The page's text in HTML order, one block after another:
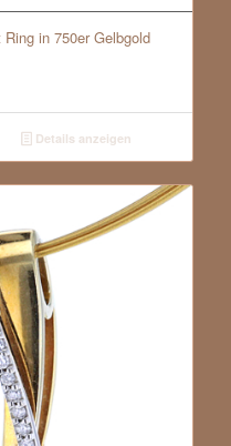
in 750er Gelbgold
Details anzeigen